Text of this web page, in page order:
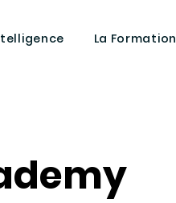
La Formation